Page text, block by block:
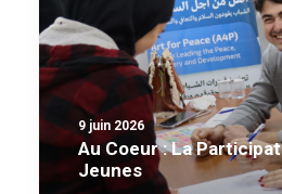
9 juin 2026
Au Coeur : La
Jeunes